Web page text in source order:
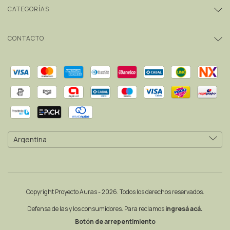
CATEGORÍAS
CONTACTO
Copyright Proyecto Auras - 2026. Todos los derechos reservados.
Defensa de las y los consumidores. Para reclamosingresá acá.
Botón de arrepentimiento